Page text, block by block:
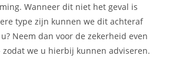
Wanneer dit niet het geval is
type zijn kunnen we dit achteraf
Neem dan voor de zekerheid even
zodat we u hierbij kunnen adviseren.